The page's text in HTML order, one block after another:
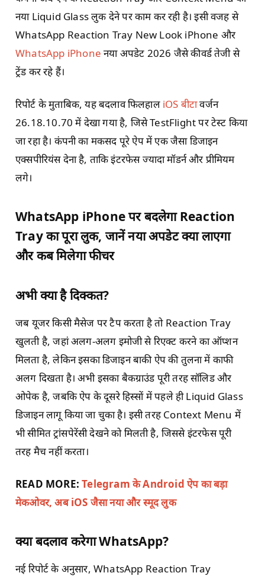
नया Liquid Glass लुक देने पर काम कर रही है। इसी वजह से
WhatsApp Reaction Tray New Look iPhone और
WhatsApp iPhone नया अपडेट 2026 जैसे कीवर्ड तेजी से
ट्रेंड कर रहे हैं।
रिपोर्ट के मुताबिक, यह बदलाव फिलहाल iOS बीटावर्जन
26.18.10.70 में देखा गया है, जिसे TestFlight पर टेस्ट किया
जा रहा है। कंपनी का मकसद पूरे ऐप में एक जैसा डिजाइन
एक्सपीरियंस देना है, ताकि इंटरफेस ज्यादा मॉडर्न और प्रीमियम
लगे।
WhatsApp iPhone पर बदलेगा Reaction
Tray का पूरा लुक, जानें नया अपडेट क्या लाएगा
और कब मिलेगा फीचर
अभी क्या है दिक्कत?
जब यूजर किसी मैसेज पर टैप करता है तो Reaction Tray
खुलती है, जहां अलग-अलग इमोजी से रिएक्ट करने का ऑप्शन
मिलता है, लेकिन इसका डिजाइन बाकी ऐप की तुलना में काफी
अलग दिखता है। अभी इसका बैकग्राउंड पूरी तरह सॉलिड और
ओपेक है, जबकि ऐप के दूसरे हिस्सों में पहले ही Liquid Glass
डिजाइन लागू किया जा चुका है। इसी तरह Context Menu में
भी सीमित ट्रांसपेरेंसी देखने को मिलती है, जिससे इंटरफेस पूरी
तरह मैच नहीं करता।
READ MORE:Telegram के Android ऐप का बड़ा
मेकओवर, अब iOS जैसा नया और स्मूद लुक
क्या बदलाव करेगा WhatsApp?
नई रिपोर्ट के अनुसार, WhatsApp Reaction Tray